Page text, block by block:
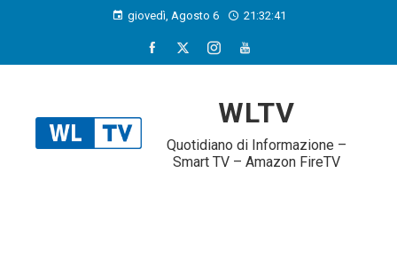
giovedì, Agosto 6 21:32:42
WLTV
Quotidiano di Informazione –
Smart TV – Amazon FireTV